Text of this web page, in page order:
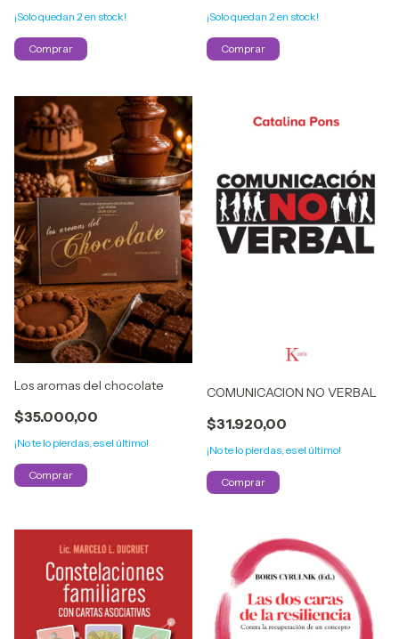
¡Solo quedan 2 en stock! ¡Solo quedan 2 en stock!
Los aromas del chocolate
$35.000,00
¡No te lo pierdas, es el último!
COMUNICACION NO VERBAL
$31.920,00
¡No te lo pierdas, es el último!